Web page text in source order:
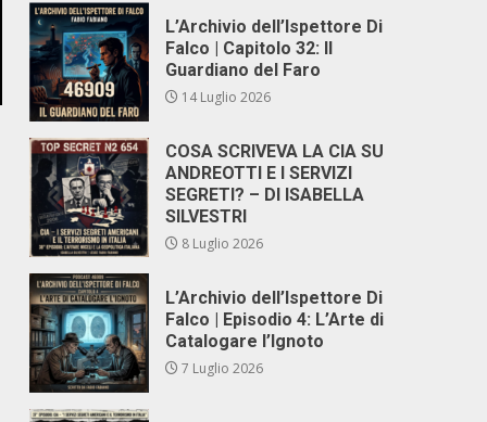
L’Archivio dell’Ispettore Di
Falco | Capitolo 32: Il
Guardiano del Faro
14 Luglio 2026
COSA SCRIVEVA LA CIA SU
ANDREOTTI E I SERVIZI
SEGRETI? – DI ISABELLA
SILVESTRI
8 Luglio 2026
L’Archivio dell’Ispettore Di
Falco | Episodio 4: L’Arte di
Catalogare l’Ignoto
7 Luglio 2026